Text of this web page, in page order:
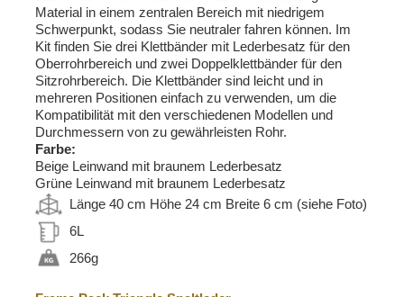
Material in einem zentralen Bereich mit niedrigem
Schwerpunkt, sodass Sie neutraler fahren können. Im
Kit finden Sie drei Klettbänder mit Lederbesatz für den
Oberrohrbereich und zwei Doppelklettbänder für den
Sitzrohrbereich. Die Klettbänder sind leicht und in
mehreren Positionen einfach zu verwenden, um die
Kompatibilität mit den verschiedenen Modellen und
Durchmessern von zu gewährleisten Rohr.
Farbe:
Beige Leinwand mit braunem Lederbesatz
Grüne Leinwand mit braunem Lederbesatz
Länge 40 cm Höhe 24 cm Breite 6 cm (siehe Foto)
6L
266g